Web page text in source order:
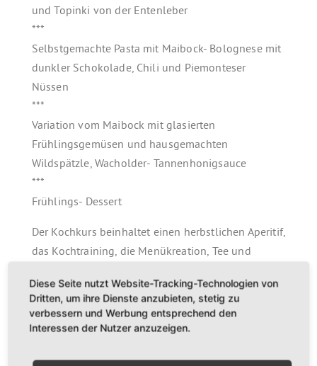
und Topinki von der Entenleber
***
Selbstgemachte Pasta mit Maibock- Bolognese mit
dunkler Schokolade, Chili und Piemonteser
Nüssen
***
Variation vom Maibock mit glasierten
Frühlingsgemüsen und hausgemachten
Wildspätzle, Wacholder- Tannenhonigsauce
***
Frühlings- Dessert
Der Kochkurs beinhaltet einen herbstlichen Aperitif,
das Kochtraining, die Menükreation, Tee und
begleitende hochwertige Weine (jeweils 0,1 l pro
Gang) und einen Kaffee oder Espresso.
geschlossenes Schuhwerk, Interesse am Kochen
Diese Seite nutzt Website-Tracking-Technologien von
Dritten, um ihre Dienste anzubieten, stetig zu
verbessern und Werbung entsprechend den
Interessen der Nutzer anzuzeigen.